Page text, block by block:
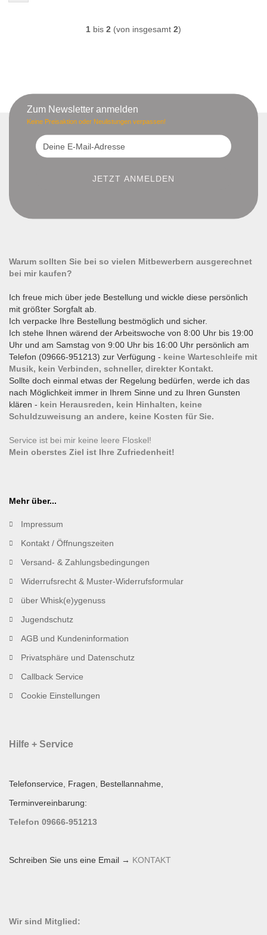
1 bis 2 (von insgesamt 2)
Zum Newsletter anmelden
Keine Preisaktion oder Neulistungen verpassen!
Warum sollten Sie bei so vielen Mitbewerbern ausgerechnet
bei mir kaufen?
Ich freue mich über jede Bestellung und wickle diese persönlich
mit größter Sorgfalt ab.
Ich verpacke Ihre Bestellung bestmöglich und sicher.
Ich stehe Ihnen wärend der Arbeitswoche von 8:00 Uhr bis 19:00
Uhr und am Samstag von 9:00 Uhr bis 16:00 Uhr persönlich am
Telefon (09666-951213) zur Verfügung - keine Warteschleife mit
Musik, kein Verbinden, schneller, direkter Kontakt.
Sollte doch einmal etwas der Regelung bedürfen, werde ich das
nach Möglichkeit immer in Ihrem Sinne und zu Ihren Gunsten
klären - kein Herausreden, kein Hinhalten, keine
Schuldzuweisung an andere, keine Kosten für Sie.
Service ist bei mir keine leere Floskel!
Mein oberstes Ziel ist Ihre Zufriedenheit!
Mehr über...
Impressum
Kontakt / Öffnungszeiten
Versand- & Zahlungsbedingungen
Widerrufsrecht & Muster-Widerrufsformular
über Whisk(e)ygenuss
Jugendschutz
AGB und Kundeninformation
Privatsphäre und Datenschutz
Callback Service
Cookie Einstellungen
Hilfe + Service
Telefonservice, Fragen, Bestellannahme,
Terminvereinbarung:
Telefon 09666-951213
Schreiben Sie uns eine Email → KONTAKT
Wir sind Mitglied: